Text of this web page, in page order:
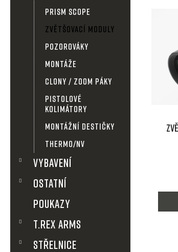
n
PRISM SCOPE
ZVĚTŠOVACÍ MODULY
POZOROVÁKY
MONTÁŽE
CLONY / ZOOM PÁKY
PISTOLOVÉ
KOLIMÁTORY
MONTÁŽNÍ DESTIČKY
THERMO/NV
VYBAVENÍ
OSTATNÍ
POUKAZY
T.REX ARMS
STŘELNICE
d